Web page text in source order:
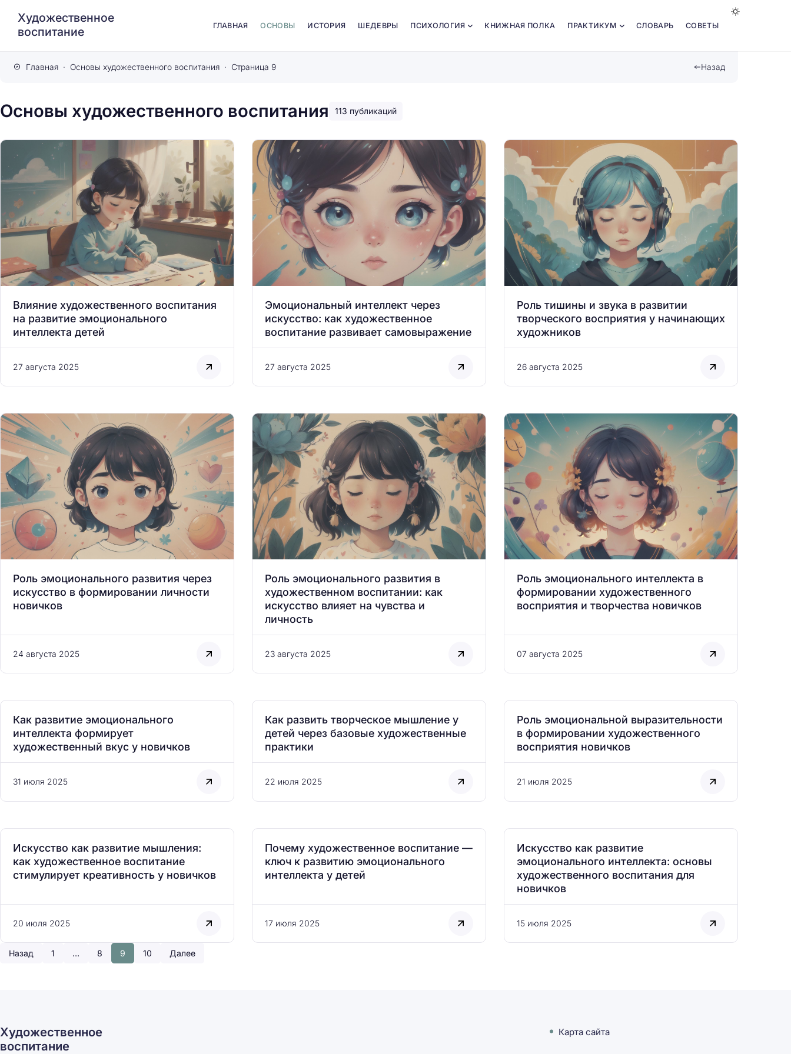
Художественное
воспитание
ГЛАВНАЯ ОСНОВЫ ИСТОРИЯ ШЕДЕВРЫ ПСИХОЛОГИЯ КНИЖНАЯ ПОЛКА ПРАКТИКУМ СЛОВАРЬ СОВЕТЫ
Главная Основы художественного воспитания Страница 9 Назад
Основы художественного воспитания 113 публикаций
Влияние художественного воспитания
на развитие эмоционального
интеллекта детей
27 августа 2025
Эмоциональный интеллект через
искусство: как художественное
воспитание развивает самовыражение
27 августа 2025
Роль тишины и звука в развитии
творческого восприятия у начинающих
художников
26 августа 2025
Роль эмоционального развития через
искусство в формировании личности
новичков
24 августа 2025
Роль эмоционального развития в
художественном воспитании: как
искусство влияет на чувства и
личность
23 августа 2025
Роль эмоционального интеллекта в
формировании художественного
восприятия и творчества новичков
07 августа 2025
Как развитие эмоционального
интеллекта формирует
художественный вкус у новичков
31 июля 2025
Как развить творческое мышление у
детей через базовые художественные
практики
22 июля 2025
Роль эмоциональной выразительности
в формировании художественного
восприятия новичков
21 июля 2025
Искусство как развитие мышления:
как художественное воспитание
стимулирует креативность у новичков
20 июля 2025
Почему художественное воспитание —
ключ к развитию эмоционального
интеллекта у детей
17 июля 2025
Искусство как развитие
эмоционального интеллекта: основы
художественного воспитания для
новичков
15 июля 2025
Назад 1 … 8 9 10 Далее
Художественное
воспитание
Карта сайта